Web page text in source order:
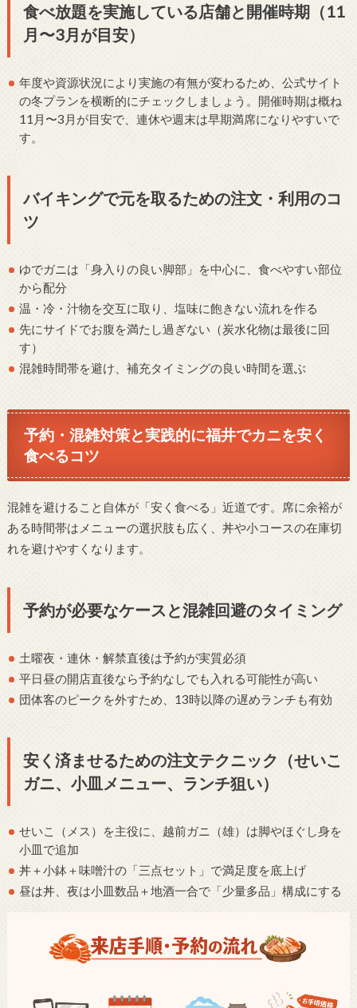
食べ放題を実施している店舗と開催時期（11
月〜3月が目安）
年度や資源状況により実施の有無が変わるため、公式サイト
の冬プランを横断的にチェックしましょう。開催時期は概ね
11月〜3月が目安で、連休や週末は早期満席になりやすいで
す。
バイキングで元を取るための注文・利用のコ
ツ
ゆでガニは「身入りの良い脚部」を中心に、食べやすい部位
から配分
温・冷・汁物を交互に取り、塩味に飽きない流れを作る
先にサイドでお腹を満たし過ぎない（炭水化物は最後に回
す）
混雑時間帯を避け、補充タイミングの良い時間を選ぶ
予約・混雑対策と実践的に福井でカニを安く
食べるコツ
混雑を避けること自体が「安く食べる」近道です。席に余裕が
ある時間帯はメニューの選択肢も広く、丼や小コースの在庫切
れを避けやすくなります。
予約が必要なケースと混雑回避のタイミング
土曜夜・連休・解禁直後は予約が実質必須
平日昼の開店直後なら予約なしでも入れる可能性が高い
団体客のピークを外すため、13時以降の遅めランチも有効
安く済ませるための注文テクニック（せいこ
ガニ、小皿メニュー、ランチ狙い）
せいこ（メス）を主役に、越前ガニ（雄）は脚やほぐし身を
小皿で追加
丼＋小鉢＋味噌汁の「三点セット」で満足度を底上げ
昼は丼、夜は小皿数品＋地酒一合で「少量多品」構成にする